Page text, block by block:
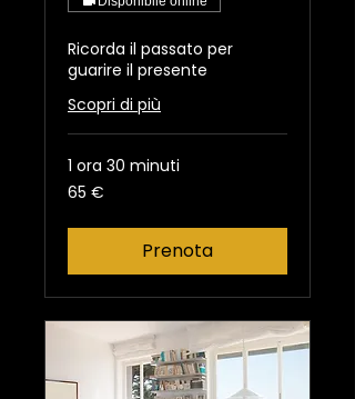
Ricorda il passato per
guarire il presente
Scopri di più
1 ora 30 minuti
65
euro
65 €
Prenota